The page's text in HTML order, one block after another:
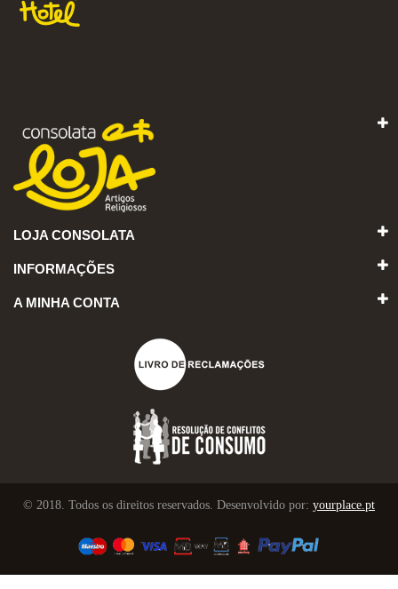
LOJA CONSOLATA
INFORMAÇÕES
A MINHA CONTA
© 2018. Todos os direitos reservados. Desenvolvido por: yourplace.pt